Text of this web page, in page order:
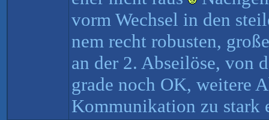
vorm Wechsel in den
nem recht robusten,
an der 2. Abseilöse, von
grade noch OK, weitere
Kommunikation zu stark